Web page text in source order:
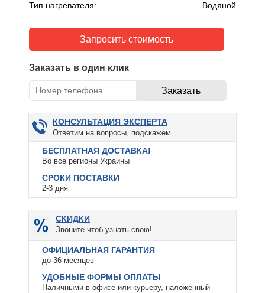
Тип нагревателя:
Водяной
Запросить стоимость
Заказать в один клик
КОНСУЛЬТАЦИЯ ЭКСПЕРТА
Ответим на вопросы, подскажем
БЕСПЛАТНАЯ ДОСТАВКА!
Во все регионы Украины
СРОКИ ПОСТАВКИ
2-3 дня
СКИДКИ
Звоните чтоб узнать свою!
ОФИЦИАЛЬНАЯ ГАРАНТИЯ
до 36 месяцев
УДОБНЫЕ ФОРМЫ ОПЛАТЫ
Наличными в офисе или курьеру, наложенный